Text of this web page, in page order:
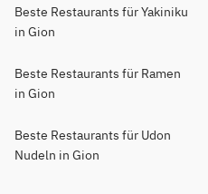
Beste Restaurants für Yakiniku
in Gion
Beste Restaurants für Ramen
in Gion
Beste Restaurants für Udon
Nudeln in Gion